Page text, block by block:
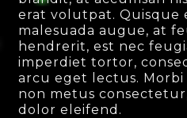
erat volutpat. Quisque
malesuada augue, at
hendrerit, est nec
imperdiet tortor,
arcu eget lectus.
non metus
dolor eleifend.